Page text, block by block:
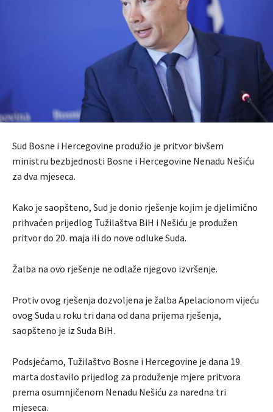
Sud Bosne i Hercegovine produžio je pritvor bivšem
ministru bezbjednosti Bosne i Hercegovine Nenadu Nešiću
za dva mjeseca.
Kako je saopšteno, Sud je donio rješenje kojim je djelimično
prihvaćen prijedlog Tužilaštva BiH i Nešiću je produžen
pritvor do 20. maja ili do nove odluke Suda.
Žalba na ovo rješenje ne odlaže njegovo izvršenje.
Protiv ovog rješenja dozvoljena je žalba Apelacionom vijeću
ovog Suda u roku tri dana od dana prijema rješenja,
saopšteno je iz Suda BiH.
Podsjećamo, Tužilaštvo Bosne i Hercegovine je dana 19.
marta dostavilo prijedlog za produženje mjere pritvora
prema osumnjičenom Nenadu Nešiću za naredna tri
mjeseca.